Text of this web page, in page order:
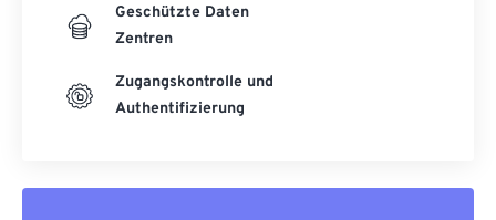
Geschützte Daten
Zentren
Zugangskontrolle und
Authentifizierung